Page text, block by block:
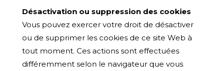
Désactivation ou suppression des cookies
Vous pouvez exercer votre droit de désactiver
ou de supprimer les cookies de ce site Web à
tout moment. Ces actions sont effectuées
différemment selon le navigateur que vous